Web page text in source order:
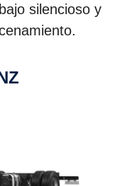
silencioso y